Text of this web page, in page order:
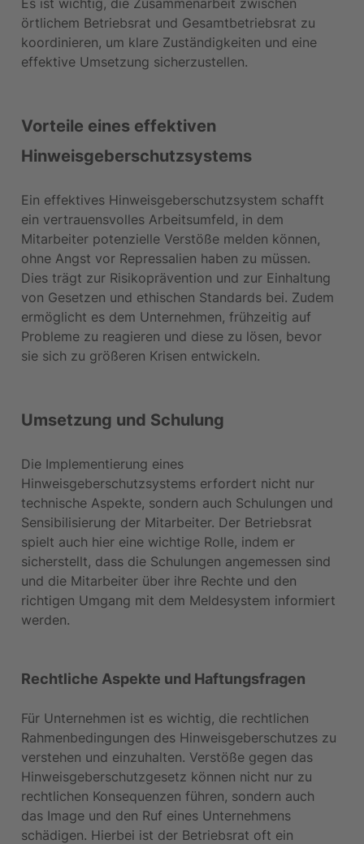
Es ist wichtig, die Zusammenarbeit zwischen
örtlichem Betriebsrat und Gesamtbetriebsrat zu
koordinieren, um klare Zuständigkeiten und eine
effektive Umsetzung sicherzustellen.
Vorteile eines effektiven
Hinweisgeberschutzsystems
Ein effektives Hinweisgeberschutzsystem schafft
ein vertrauensvolles Arbeitsumfeld, in dem
Mitarbeiter potenzielle Verstöße melden können,
ohne Angst vor Repressalien haben zu müssen.
Dies trägt zur Risikoprävention und zur Einhaltung
von Gesetzen und ethischen Standards bei. Zudem
ermöglicht es dem Unternehmen, frühzeitig auf
Probleme zu reagieren und diese zu lösen, bevor
sie sich zu größeren Krisen entwickeln.
Umsetzung und Schulung
Die Implementierung eines
Hinweisgeberschutzsystems erfordert nicht nur
technische Aspekte, sondern auch Schulungen und
Sensibilisierung der Mitarbeiter. Der Betriebsrat
spielt auch hier eine wichtige Rolle, indem er
sicherstellt, dass die Schulungen angemessen sind
und die Mitarbeiter über ihre Rechte und den
richtigen Umgang mit dem Meldesystem informiert
werden.
Rechtliche Aspekte und Haftungsfragen
Für Unternehmen ist es wichtig, die rechtlichen
Rahmenbedingungen des Hinweisgeberschutzes zu
verstehen und einzuhalten. Verstöße gegen das
Hinweisgeberschutzgesetz können nicht nur zu
rechtlichen Konsequenzen führen, sondern auch
das Image und den Ruf eines Unternehmens
schädigen. Hierbei ist der Betriebsrat oft ein